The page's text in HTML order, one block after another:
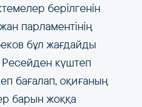
берілгенін
парламентінің
бұл жағдайды
күштеп
бағалап, оқиғаның
барын жоққа